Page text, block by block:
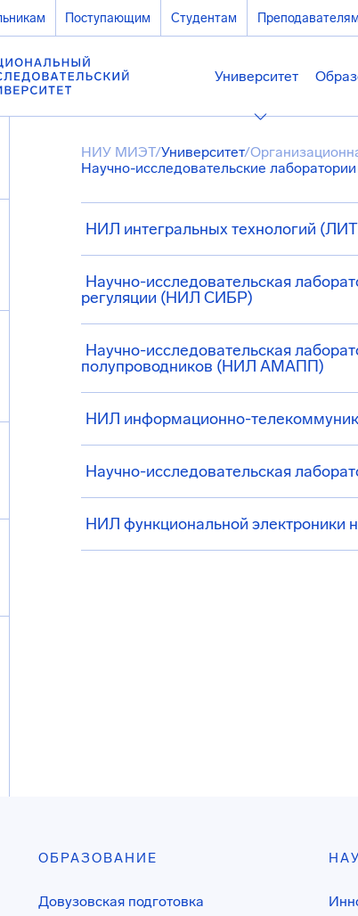
Поступающим Студентам Преподавателям
Университет
НИУ МИЭТ/Университет/
Научно-исследовательские лаборатории
НИЛ интегральных технологий
Научно-исследовательская
регуляции (НИЛ СИБР)
Научно-исследовательская
полупроводников (НИЛ АМАПП)
НИЛ информационно-
Научно-исследовательская
НИЛ функциональной
ОБРАЗОВАНИЕ
Довузовская подготовка